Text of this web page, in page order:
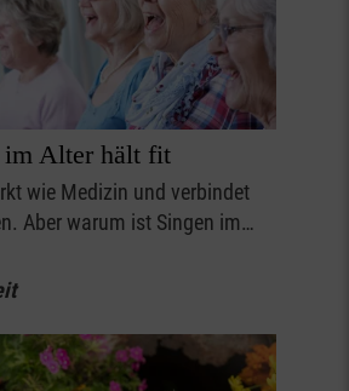
im Alter hält fit
wie Medizin und verbindet
Aber warum ist Singen im…